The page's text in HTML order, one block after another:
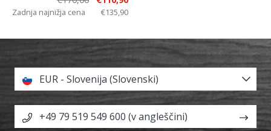
Zadnja najnižja cena €135,90
EUR - Slovenija (Slovenski)
+49 79 519 549 600 (v angleščini)